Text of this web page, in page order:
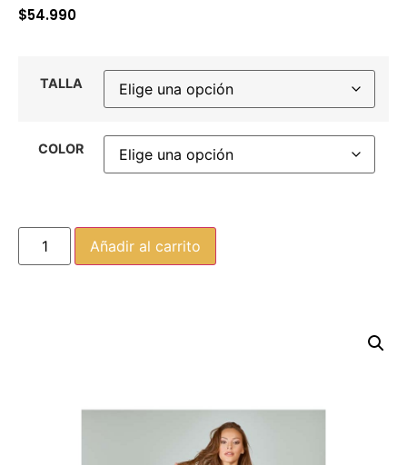
$54.990
TALLA
COLOR
Añadir al carrito